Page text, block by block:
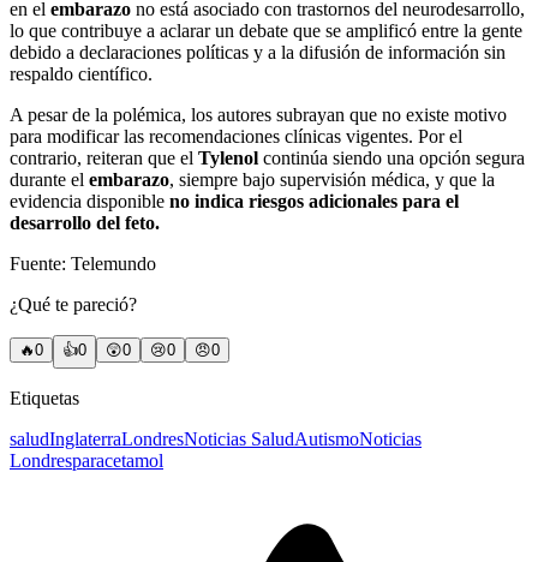
en el embarazo no está asociado con trastornos del neurodesarrollo,
lo que contribuye a aclarar un debate que se amplificó entre la gente
debido a declaraciones políticas y a la difusión de información sin
respaldo científico.
A pesar de la polémica, los autores subrayan que no existe motivo
para modificar las recomendaciones clínicas vigentes. Por el
contrario, reiteran que el Tylenol continúa siendo una opción segura
durante el embarazo, siempre bajo supervisión médica, y que la
evidencia disponible no indica riesgos adicionales para el
desarrollo del feto.
Fuente: Telemundo
¿Qué te pareció?
🔥0 👍0 😲0 😢0 😠0
Etiquetas
saludInglaterraLondresNoticias SaludAutismoNoticias
Londresparacetamol